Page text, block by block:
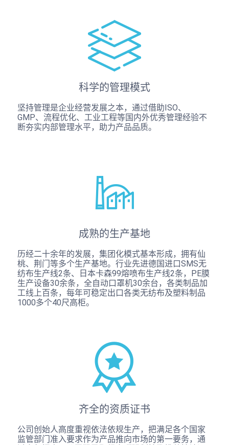
科学的管理模式
坚持管理是企业经营发展之本，通过借助ISO、
GMP、流程优化、工业工程等国内外优秀管理经验不
断夯实内部管理水平，助力产品品质。
成熟的生产基地
历经二十余年的发展，集团化模式基本形成，拥有仙
桃、荆门等多个生产基地。行业先进德国进口SMS无
纺布生产线2条、日本卡森99熔喷布生产线2条，PE膜
生产设备30余条，全自动口罩机30余台，各类制品加
工线上百条，每年可稳定出口各类无纺布及塑料制品
1000多个40尺高柜。
齐全的资质证书
公司创始人高度重视依法依规生产，把满足各个国家
监管部门准入要求作为产品推向市场的第一要务，通